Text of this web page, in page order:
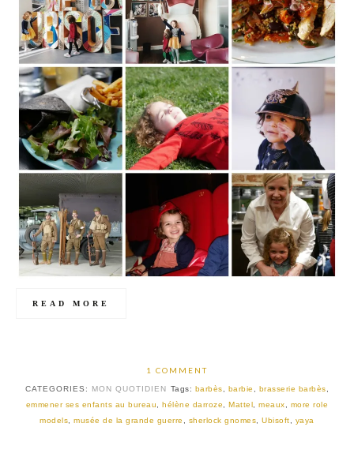
READ MORE
1 COMMENT
CATEGORIES: MON QUOTIDIEN Tags: barbès barbie brasserie barbès
emmener ses enfants au bureau
,hélène darroze ,Mattel ,meaux
more role
models ,musée de la grande guerre sherlock gnomes ,Ubisoft yaya